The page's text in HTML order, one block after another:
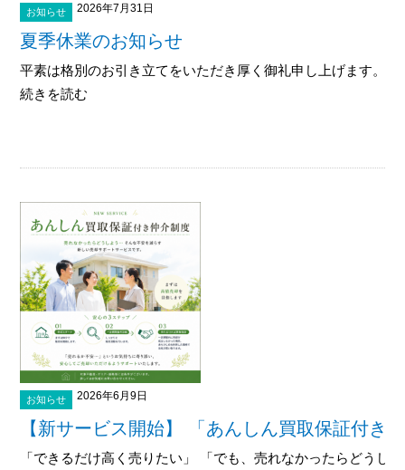
お知らせ 2026年7月31日
夏季休業のお知らせ
平素は格別のお引き立てをいただき厚く御礼申し上げます。
続きを読む
お知らせ 2026年6月9日
【新サービス開始】 「あんしん買取保証付き
「できるだけ高く売りたい」 「でも、売れなかったらどうし